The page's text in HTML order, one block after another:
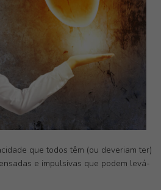
que todos têm (ou deveriam ter)
e impulsivas que podem levá-